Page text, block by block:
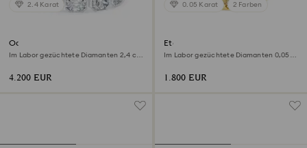
2.4 Karat
Octagon Bandring
Im Labor gezüchtete Diamanten 2,4 ct
4.200 EUR
0.05 Karat 2 Farben
Eternity Bandring
Im Labor gezüchtete Diamanten 0,05
1.800 EUR